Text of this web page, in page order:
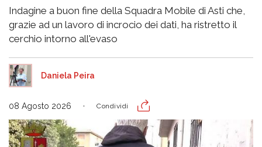
Indagine a buon fine della Squadra Mobile di Asti che,
grazie ad un lavoro di incrocio dei dati, ha ristretto il
cerchio intorno all'evaso
Daniela Peira
08 Agosto 2026 Condividi